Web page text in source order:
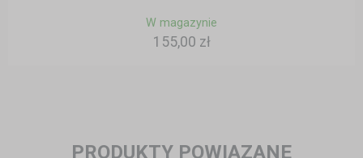
W magazynie
155,00 zł
PRODUKTY POWIĄZANE